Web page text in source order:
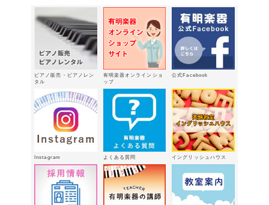
『ピアノ・アドヴェンチャー ベーシ
ックシリーズセミナー Vol,1』講座の
お知らせ 2026年4月14日
新型エレクトーン「ELS03シリーズ」
3/15（日）健軍で日曜体験ＤＡＹ
2月18日
有明楽器オンステージ開催しました～
2026年2月16日
八代支店情報：年末年始特別販売企画
実施中！！ 2026年1月9日
「ウィンターパーティー」を開催しま
した。 2025年12月21日
ピアノ販売・ピアノレン
タル
有明楽器オンラインショ
ップ
公式Facebook
Instagram よくある質問 イングリッシュハウス